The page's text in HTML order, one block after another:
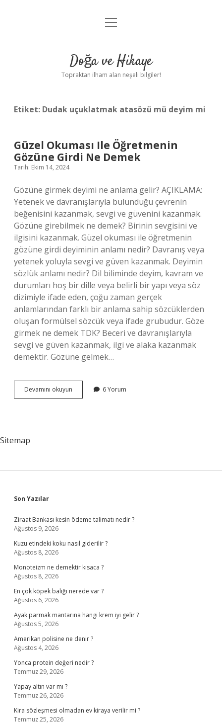
Anasayfa
Yasal Uyarı
menüyü
Doğa ve Hikaye
Topraktan ilham alan neşeli bilgiler!
Etiket: Dudak uçuklatmak atasözü mü deyim mi
Güzel Okuması Ile Öğretmenin
Gözüne Girdi Ne Demek
Tarih: Ekim 14, 2024
Gözüne girmek deyimi ne anlama gelir? AÇIKLAMA:
Yetenek ve davranışlarıyla bulunduğu çevrenin
beğenisini kazanmak, sevgi ve güvenini kazanmak.
Gözüne girebilmek ne demek? Birinin sevgisini ve
ilgisini kazanmak. Güzel okuması ile öğretmenin
gözüne girdi deyiminin anlamı nedir? Davranış veya
yetenek yoluyla sevgi ve güven kazanmak. Deyimin
sözlük anlamı nedir? Dil biliminde deyim, kavram ve
durumları hoş bir dille veya belirli bir yapı veya söz
dizimiyle ifade eden, çoğu zaman gerçek
anlamlarından farklı bir anlama sahip sözcüklerden
oluşan formülsel sözcük veya ifade grubudur. Göze
girmek ne demek TDK? Beceri ve davranışlarıyla
sevgi ve güven kazanmak, ilgi ve alaka kazanmak
demektir. Gözüne gelmek…
Devamını okuyun
Okuması
6 Yorum
Sitemap
Sidebar
Son Yazılar
Ziraat Bankası kesin ödeme talimatı nedir ?
Ağustos 9, 2026
Kuzu etindeki koku nasıl giderilir ?
Ağustos 8, 2026
Monoteizm ne demektir kısaca ?
Ağustos 8, 2026
En çok köpek balığı nerede var ?
Ağustos 6, 2026
Ayak parmak mantarına hangi krem iyi gelir ?
Ağustos 5, 2026
Amerikan polisine ne denir ?
Ağustos 4, 2026
Yonca protein değeri nedir ?
Temmuz 29, 2026
Yapay altın var mı ?
Temmuz 26, 2026
Kira sözleşmesi olmadan ev kiraya verilir mi ?
Temmuz 25, 2026